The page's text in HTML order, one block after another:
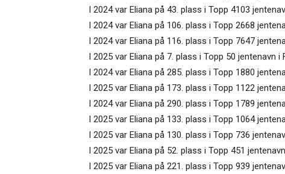
I 2024 var Eliana på 43. plass i Topp 4103
I 2024 var Eliana på 106. plass i Topp 2668
I 2024 var Eliana på 116. plass i Topp 7647
I 2025 var Eliana på 7. plass i Topp 50 jentenavn i
I 2024 var Eliana på 285. plass i Topp 1880
I 2025 var Eliana på 173. plass i Topp 1122
I 2024 var Eliana på 290. plass i Topp 1789
I 2025 var Eliana på 133. plass i Topp 1064
I 2025 var Eliana på 130. plass i Topp 736
I 2025 var Eliana på 52. plass i Topp 451
I 2025 var Eliana på 221. plass i Topp 939